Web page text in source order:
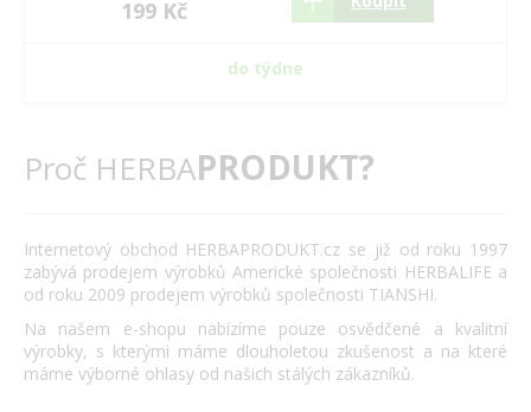
199 Kč
do týdne
Proč HERBAPRODUKT?
Internetový obchod HERBAPRODUKT.cz se již od roku 1997
zabývá prodejem výrobků Americké společnosti HERBALIFE a
od roku 2009 prodejem výrobků společnosti TIANSHI.
Na našem e-shopu nabízíme pouze osvědčené a kvalitní
výrobky, s kterými máme dlouholetou zkušenost a na které
máme výborné ohlasy od našich stálých zákazníků.